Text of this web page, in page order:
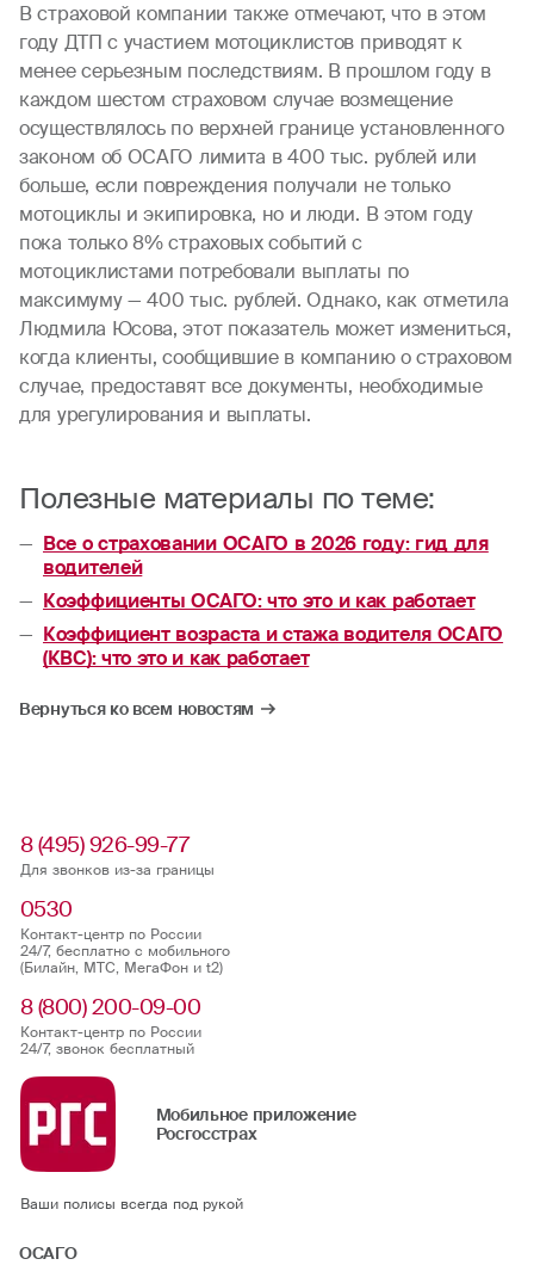
В страховой компании также отмечают, что в этом
году ДТП с участием мотоциклистов приводят к
менее серьезным последствиям. В прошлом году в
каждом шестом страховом случае возмещение
осуществлялось по верхней границе установленного
законом об ОСАГО лимита в 400 тыс. рублей или
больше, если повреждения получали не только
мотоциклы и экипировка, но и люди. В этом году
пока только 8% страховых событий с
мотоциклистами потребовали выплаты по
максимуму — 400 тыс. рублей. Однако, как отметила
Людмила Юсова, этот показатель может измениться,
когда клиенты, сообщившие в компанию о страховом
случае, предоставят все документы, необходимые
для урегулирования и выплаты.
Полезные материалы по теме:
Все о страховании ОСАГО в 2026 году: гид для
водителей
Коэффициенты ОСАГО: что это и как работает
Коэффициент возраста и стажа водителя ОСАГО
(КВС): что это и как работает
Вернуться ко всем новостям
8 (495) 926-99-77
Для звонков из-за границы
0530
Контакт-центр по России
24/7, бесплатно с мобильного
(Билайн, МТС, МегаФон и t2)
8 (800) 200-09-00
Контакт-центр по России
24/7, звонок бесплатный
Мобильное приложение
Росгосстрах
Ваши полисы всегда под рукой
ОСАГО